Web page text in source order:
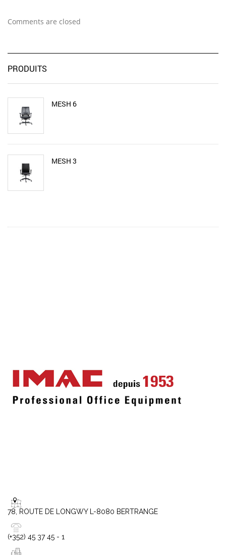
Comments are closed
PRODUITS
MESH 6
MESH 3
78, ROUTE DE LONGWY L-8080 BERTRANGE
(+352) 45 37 45 - 1